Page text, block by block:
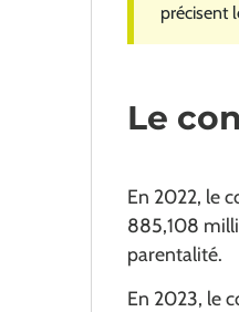
précisent
Le
En 2022, le
885,108
parentalité.
En 2023, le